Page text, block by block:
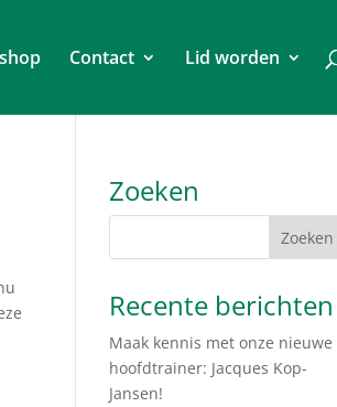
Contact Lid worden
Zoeken
Recente berichten
Maak kennis met onze nieuwe
hoofdtrainer: Jacques Kop-
Jansen!